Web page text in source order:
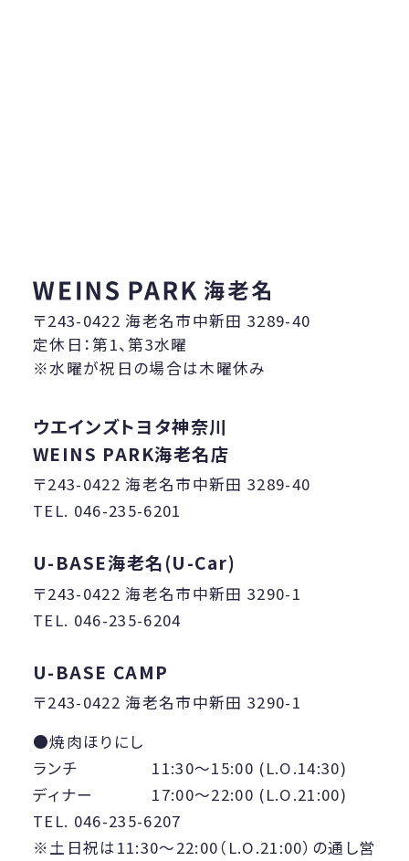
〒243-0422 海老名市中新田 3289-40
定休日：第1、第3水曜
水曜が祝日の場合は木曜休み
ウエインズトヨタ神奈川
WEINS PARK海老名店
〒243-0422 海老名市中新田 3289-40
TEL. 046-235-6201
U-BASE海老名(U-Car)
〒243-0422 海老名市中新田 3290-1
TEL. 046-235-6204
U-BASE CAMP
〒243-0422 海老名市中新田 3290-1
焼肉ほりにし
ランチ
11:30〜15:00 (L.O.14:30)
ディナー
17:00〜22:00 (L.O.21:00)
TEL. 046-235-6207
土日祝は11:30〜22:00（L.O.21:00）の通し営